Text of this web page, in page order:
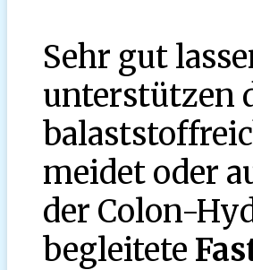
Sehr gut
unterstützen
meidet oder
der Colon-
begleitete